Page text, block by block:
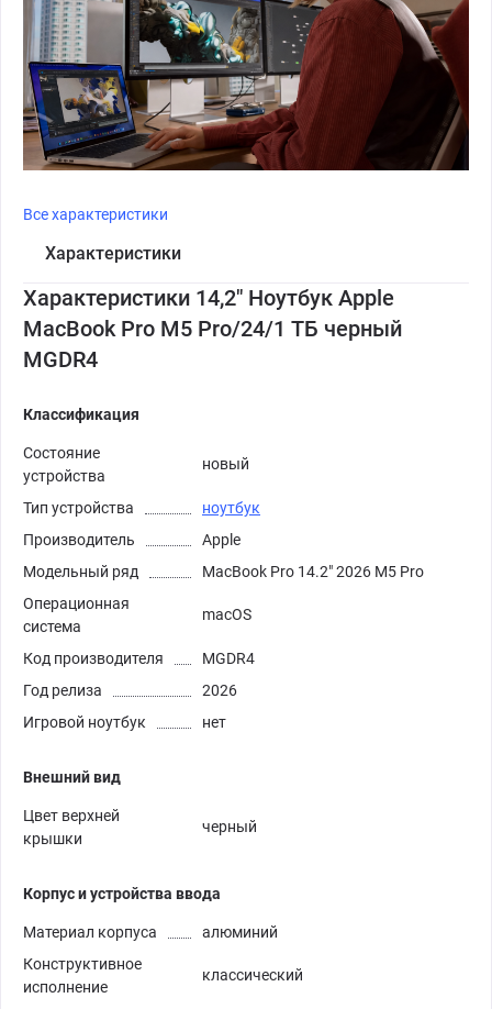
Все характеристики
Характеристики
Характеристики 14,2" Ноутбук Apple
MacBook Pro M5 Pro/24/1 ТБ черный
MGDR4
Классификация
Состояние
устройства
новый
Тип устройства
ноутбук
Производитель
Apple
Модельный ряд
MacBook Pro 14.2" 2026 M5 Pro
Операционная
система
macOS
Код производителя
MGDR4
Год релиза
2026
Игровой ноутбук
нет
Внешний вид
Цвет верхней
крышки
черный
Корпус и устройства ввода
Материал корпуса
алюминий
Конструктивное
исполнение
классический